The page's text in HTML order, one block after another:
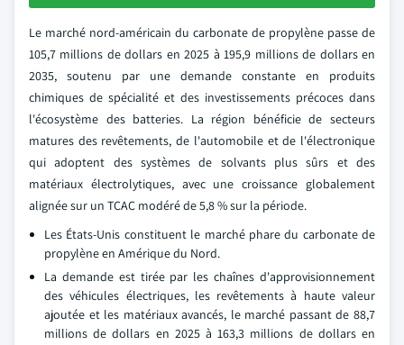
Le marché nord-américain du carbonate de propylène passe de
105,7 millions de dollars en 2025 à 195,9 millions de dollars en
2035, soutenu par une demande constante en produits
chimiques de spécialité et des investissements précoces dans
l'écosystème des batteries. La région bénéficie de secteurs
matures des revêtements, de l'automobile et de l'électronique
qui adoptent des systèmes de solvants plus sûrs et des
matériaux électrolytiques, avec une croissance globalement
alignée sur un TCAC modéré de 5,8 % sur la période.
Les États-Unis constituent le marché phare du carbonate de
propylène en Amérique du Nord.
La demande est tirée par les chaînes d'approvisionnement
des véhicules électriques, les revêtements à haute valeur
ajoutée et les matériaux avancés, le marché passant de 88,7
millions de dollars en 2025 à 163,3 millions de dollars en